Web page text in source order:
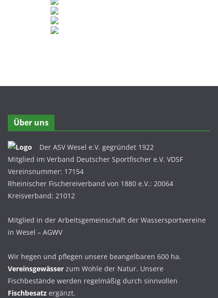
Über uns
Der ASV Wesel e.V. gegründet 1922
Mitglied im Verband Deutscher Sportfischer e.V. VDSF
Vereinsnummer: 17154
Rheinischer Fischereiverband von 1880 e.V.: 20064
Kreisverband: 21012
Mitglied in der Arbeitsgemeinschaft der Wassersportvereine
in Wesel – AGWV
Wir hegen und pflegen unsere beangelbaren 600 ha.
Vereinsgewässer zum Wohle der Natur. Unsere
Fischbestände werden regelmäßig durch sinnvollen
Fischbesatz ergänzt.